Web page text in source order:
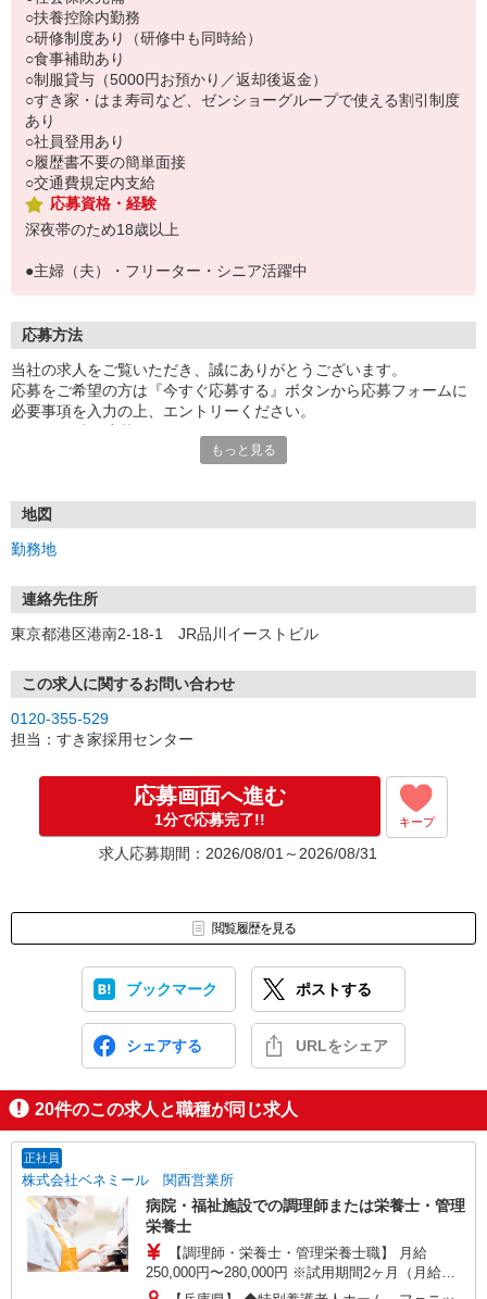
○扶養控除内勤務
○研修制度あり（研修中も同時給）
○食事補助あり
○制服貸与（5000円お預かり／返却後返金）
○すき家・はま寿司など、ゼンショーグループで使える割引制度
あり
○社員登用あり
○履歴書不要の簡単面接
○交通費規定内支給
応募資格・経験
深夜帯のため18歳以上
●主婦（夫）・フリーター・シニア活躍中
応募方法
当社の求人をご覧いただき、誠にありがとうございます。
応募をご希望の方は『今すぐ応募する』ボタンから応募フォームに
必要事項を入力の上、エントリーください。
号」など
もっと見る
地図
勤務地
連絡先住所
東京都港区港南2-18-1 JR品川イーストビル
この求人に関するお問い合わせ
0120-355-529
担当：すき家採用センター
応募画面へ進む
1分で応募完了!! キープ
求人応募期間：2026/08/01～2026/08/31
閲覧履歴を見る
ブックマーク ポストする
シェアする URLをシェア
20件のこの求人と職種が同じ求人
正社員
株式会社ベネミール 関西営業所
病院・福祉施設での調理師または栄養士・管理
栄養士
【調理師・栄養士・管理栄養士職】 月給
250,000円〜280,000円 ※試用期間2ヶ月（月給
250,000円〜280,000円） ※給与幅は経験による